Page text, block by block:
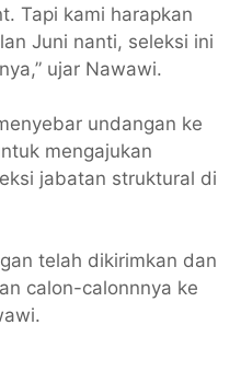
Tapi kami harapkan
Juni nanti, seleksi ini
ujar Nawawi.
undangan ke
mengajukan
jabatan struktural di
telah dikirimkan dan
calon-calonnnya ke